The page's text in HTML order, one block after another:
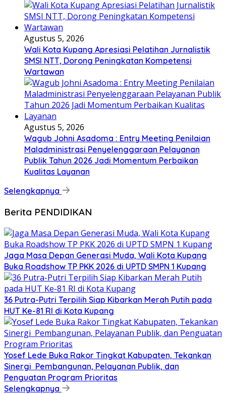
Agustus 5, 2026
Wali Kota Kupang Apresiasi Pelatihan Jurnalistik
SMSI NTT, Dorong Peningkatan Kompetensi
Wartawan
Agustus 5, 2026
Wagub Johni Asadoma : Entry Meeting Penilaian
Maladministrasi Penyelenggaraan Pelayanan
Publik Tahun 2026 Jadi Momentum Perbaikan
Kualitas Layanan
Selengkapnya
Berita PENDIDIKAN
Jaga Masa Depan Generasi Muda, Wali Kota Kupang
Buka Roadshow TP PKK 2026 di UPTD SMPN 1 Kupang
36 Putra-Putri Terpilih Siap Kibarkan Merah Putih pada
HUT Ke-81 RI di Kota Kupang
Yosef Lede Buka Rakor Tingkat Kabupaten, Tekankan
Sinergi Pembangunan, Pelayanan Publik, dan
Penguatan Program Prioritas
Selengkapnya